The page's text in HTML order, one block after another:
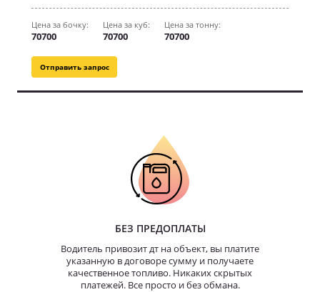
Отправить запрос
Цена за бочку:
70700
Цена за куб:
70700
Цена за тонну:
70700
БЕЗ ПРЕДОПЛАТЫ
Водитель привозит дт на объект, вы платите
указанную в договоре сумму и получаете
качественное топливо. Никаких скрытых
платежей. Все просто и без обмана.